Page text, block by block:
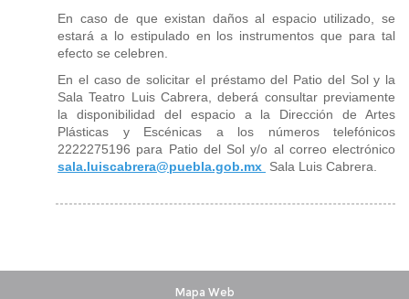
En caso de que existan daños al espacio utilizado, se
estará a lo estipulado en los instrumentos que para tal
efecto se celebren.
En el caso de solicitar el préstamo del Patio del Sol y la
Sala Teatro Luis Cabrera, deberá consultar previamente
la disponibilidad del espacio a la Dirección de Artes
Plásticas y Escénicas a los números telefónicos
2222275196 para Patio del Sol y/o al correo electrónico
sala.luiscabrera@puebla.gob.mx Sala Luis Cabrera.
Mapa Web